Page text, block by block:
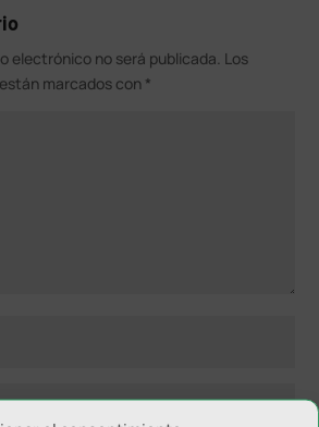
electrónico no será publicada. Los
marcados con *